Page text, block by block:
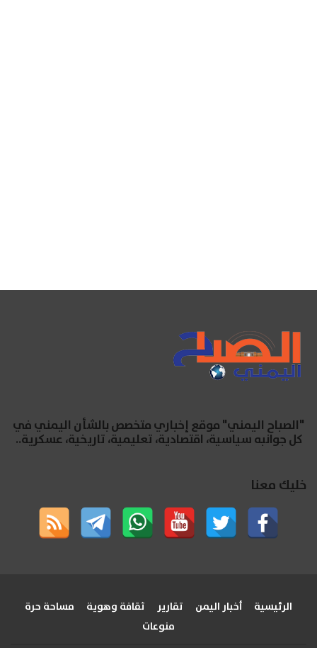
"الصباح اليمني" موقع إخباري متخصص بالشأن اليمني في
كل جوانبه سياسية، اقتصادية، تعليمية، تاريخية، عسكرية..
خليك معنا
الرئيسية أخبار اليمن تقارير ثقافة وهوية
مساحة حرة
منوعات